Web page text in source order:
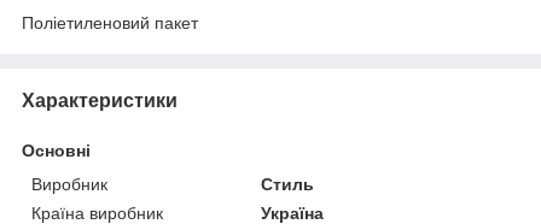
Поліетиленовий пакет
Характеристики
Основні
Виробник
Стиль
Країна виробник
Україна